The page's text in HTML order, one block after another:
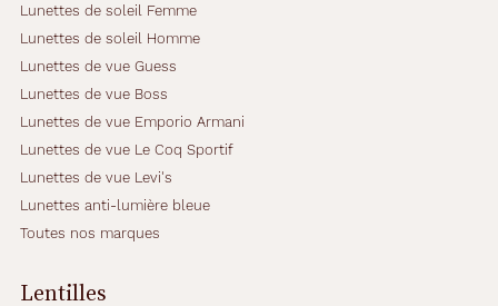
Lunettes de soleil Femme
Lunettes de soleil Homme
Lunettes de vue Guess
Lunettes de vue Boss
Lunettes de vue Emporio Armani
Lunettes de vue Le Coq Sportif
Lunettes de vue Levi's
Lunettes anti-lumière bleue
Toutes nos marques
Lentilles